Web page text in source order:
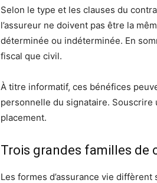
Selon le type et les clauses du
l’assureur ne doivent pas être la
déterminée ou indéterminée. En
fiscal que civil.
À titre informatif, ces bénéfices
personnelle du signataire.
placement.
Trois grandes familles de
Les formes d’assurance vie